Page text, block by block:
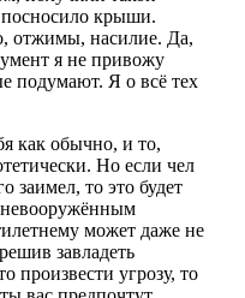
крыши.
отжимы, насилие. Да,
я не привожу
подумают. Я о всё тех
как обычно, и то,
Но если чел
заимел, то это будет
может даже не
завладеть
произвести угрозу, то